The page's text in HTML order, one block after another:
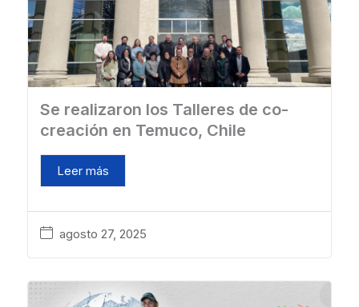
Se realizaron los Talleres de co-
creación en Temuco, Chile
agosto 27, 2025
Leer más